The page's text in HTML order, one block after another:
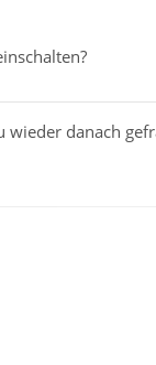
wieder danach